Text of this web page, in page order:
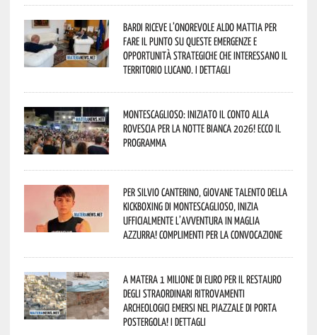
Bardi riceve l’onorevole Aldo Mattia per
fare il punto su queste emergenze e
opportunità strategiche che interessano il
territorio lucano. I dettagli
Montescaglioso: iniziato il conto alla
rovescia per la Notte Bianca 2026! Ecco il
programma
Per Silvio Canterino, giovane talento della
kickboxing di Montescaglioso, inizia
ufficialmente l’avventura in maglia
azzurra! Complimenti per la convocazione
A Matera 1 milione di euro per il restauro
degli straordinari ritrovamenti
archeologici emersi nel piazzale di Porta
Postergola! I dettagli